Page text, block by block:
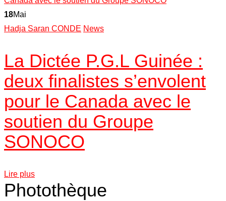
18Mai
Hadja Saran CONDE News
La Dictée P.G.L Guinée :
deux finalistes s’envolent
pour le Canada avec le
soutien du Groupe
SONOCO
Lire plus
Photothèque